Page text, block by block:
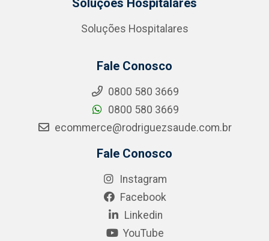
Soluções Hospitalares
Soluções Hospitalares
Fale Conosco
0800 580 3669
0800 580 3669
ecommerce@rodriguezsaude.com.br
Fale Conosco
Instagram
Facebook
Linkedin
YouTube